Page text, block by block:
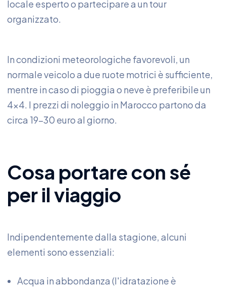
locale esperto o partecipare a un tour
organizzato.
In condizioni meteorologiche favorevoli, un
normale veicolo a due ruote motrici è sufficiente,
mentre in caso di pioggia o neve è preferibile un
4x4. I prezzi di noleggio in Marocco partono da
circa 19-30 euro al giorno.
Cosa portare con sé
per il viaggio
Indipendentemente dalla stagione, alcuni
elementi sono essenziali:
Acqua in abbondanza (l'idratazione è